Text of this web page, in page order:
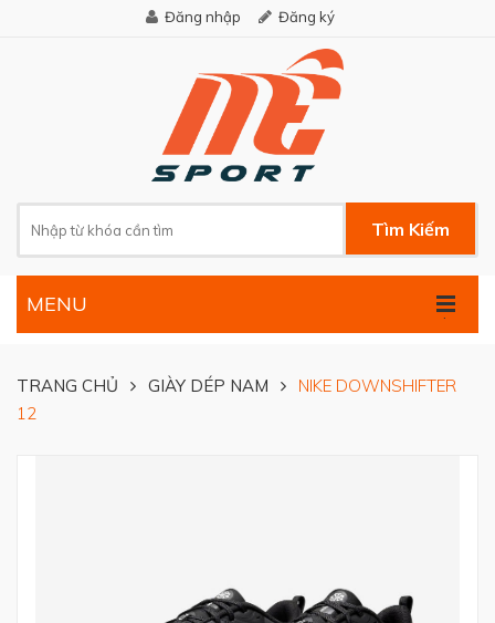
Đăng nhập Đăng ký
Tìm Kiếm
.
MENU
TRANG CHỦ GIÀY DÉP NAM
NIKE DOWNSHIFTER
12